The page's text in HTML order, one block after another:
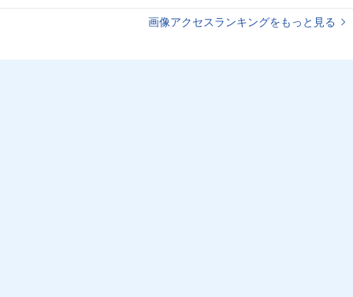
画像アクセスランキングをもっと見る